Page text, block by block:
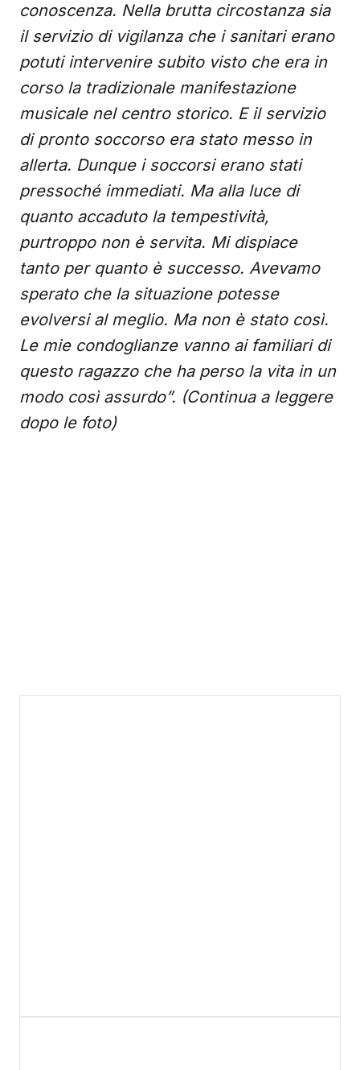
conoscenza. Nella brutta circostanza sia
il servizio di vigilanza che i sanitari erano
potuti intervenire subito visto che era in
corso la tradizionale manifestazione
musicale nel centro storico. E il servizio
di pronto soccorso era stato messo in
allerta. Dunque i soccorsi erano stati
pressoché immediati. Ma alla luce di
quanto accaduto la tempestività,
purtroppo non è servita. Mi dispiace
tanto per quanto è successo. Avevamo
sperato che la situazione potesse
evolversi al meglio. Ma non è stato così.
Le mie condoglianze vanno ai familiari di
questo ragazzo che ha perso la vita in un
modo così assurdo”. (Continua a leggere
dopo le foto)